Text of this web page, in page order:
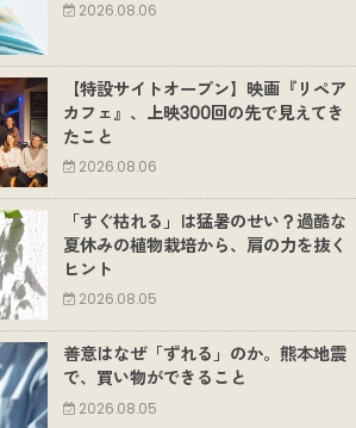
2026.08.06
【特設サイトオープン】映画『リペア
カフェ』、上映300回の先で見えてき
たこと
2026.08.06
「すぐ枯れる」は猛暑のせい？過酷な
夏休みの植物栽培から、肩の力を抜く
ヒント
2026.08.05
善意はなぜ「ずれる」のか。熊本地震
で、買い物ができること
2026.08.05